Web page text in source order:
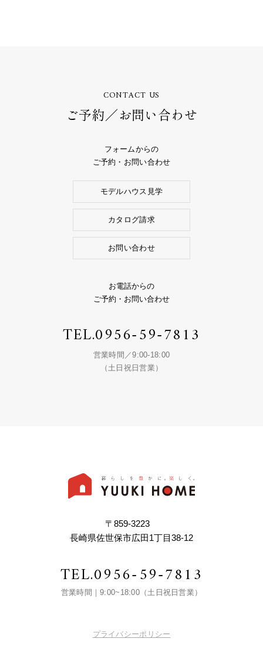
CONTACT US
ご予約／お問い合わせ
フォームからの
ご予約・お問い合わせ
モデルハウス見学
カタログ請求
お問い合わせ
お電話からの
ご予約・お問い合わせ
TEL.0956-59-7813
営業時間／9:00-18:00
（土日祝日営業）
〒859-3223
長崎県佐世保市広田1丁目38-12
TEL.0956-59-7813
営業時間｜9:00~18:00（土日祝日営業）
プライバシーポリシー